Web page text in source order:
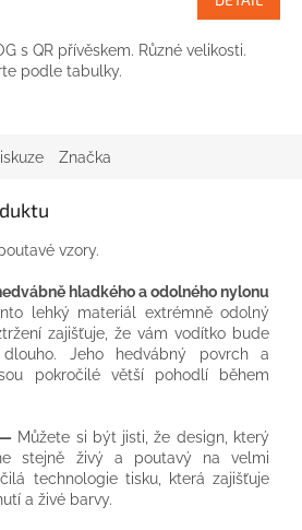
s QR přívěskem. Různé velikosti.
podle tabulky.
Značka
vzory.
hladkého a odolného nylonu
lehký materiál extrémně odolný
zajišťuje, že vám vodítko bude
Jeho hedvábný povrch a
pokročilé větší pohodlí během
Můžete si být jisti, že design, který
stejně živý a poutavý na velmi
technologie tisku, která zajišťuje
a živé barvy.